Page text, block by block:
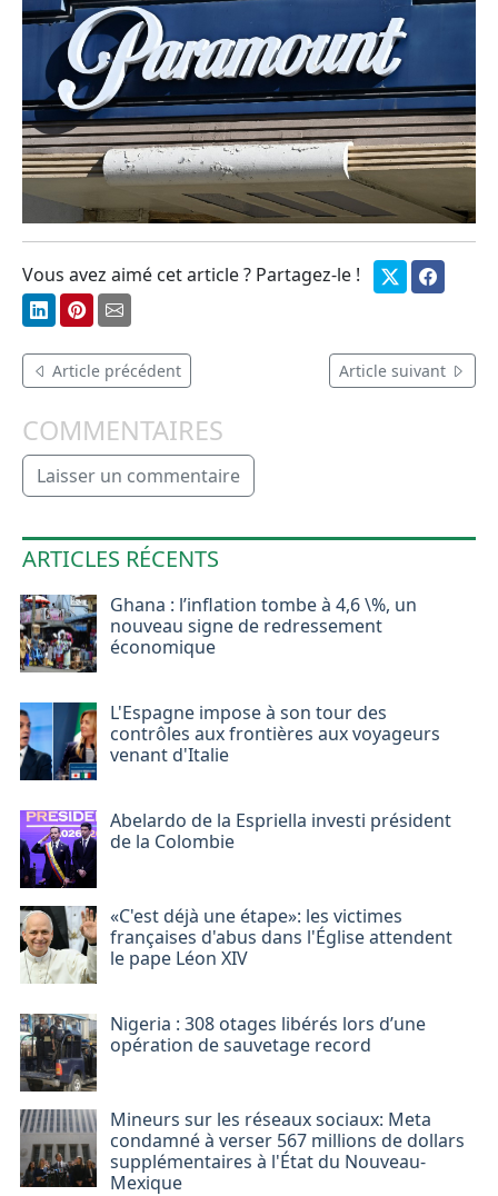
Vous avez aimé cet article ? Partagez-le !
Article précédent Article suivant
COMMENTAIRES
Laisser un commentaire
ARTICLES RÉCENTS
Ghana : l’inflation tombe à 4,6 \%, un
nouveau signe de redressement
économique
L'Espagne impose à son tour des
contrôles aux frontières aux voyageurs
venant d'Italie
Abelardo de la Espriella investi président
de la Colombie
«C'est déjà une étape»: les victimes
françaises d'abus dans l'Église attendent
le pape Léon XIV
Nigeria : 308 otages libérés lors d’une
opération de sauvetage record
Mineurs sur les réseaux sociaux: Meta
condamné à verser 567 millions de dollars
supplémentaires à l'État du Nouveau-
Mexique